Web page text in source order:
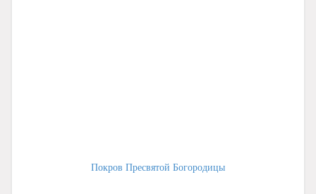
Покров Пресвятой Богородицы